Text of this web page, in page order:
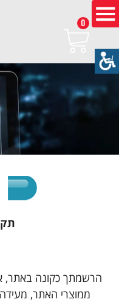
0
הרשמתך כקונה באתר,
ממוצרי האתר,